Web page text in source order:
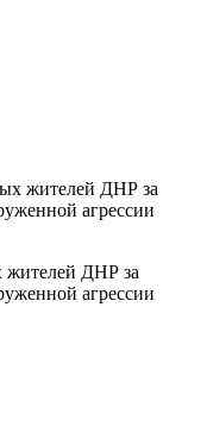
жителей ДНР за
агрессии